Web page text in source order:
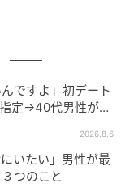
ですよ」初デート
定→40代男性が向
2026.8.6
いたい」男性が最
つのこと